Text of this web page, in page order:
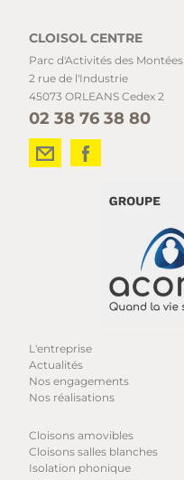
CLOISOL CENTRE
Parc d'Activités des Montées
2 rue de l'Industrie
45073 ORLEANS Cedex 2
02 38 76 38 80
L'entreprise
Actualités
Nos engagements
Nos réalisations
Cloisons amovibles
Cloisons salles blanches
Isolation phonique